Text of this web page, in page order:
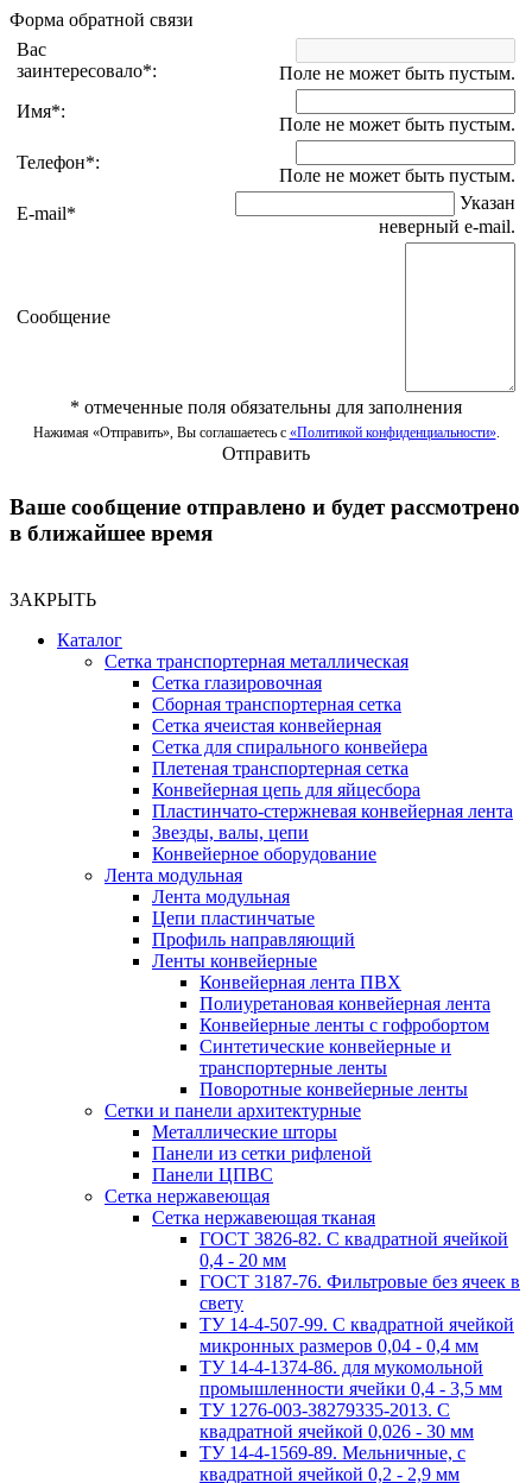
Форма обратной связи
Вас
заинтересовало*:
Поле не может быть пустым.
Имя*:
Поле не может быть пустым.
Телефон*:
Поле не может быть пустым.
E-mail*
Указан
неверный e-mail.
Сообщение
* отмеченные поля обязательны для заполнения
Нажимая «Отправить», Вы соглашаетесь с «Политикой конфиденциальности».
Отправить
Ваше сообщение отправлено и будет рассмотрено
в ближайшее время
ЗАКРЫТЬ
Каталог
Сетка транспортерная металлическая
Сетка глазировочная
Сборная транспортерная сетка
Сетка ячеистая конвейерная
Сетка для спирального конвейера
Плетеная транспортерная сетка
Конвейерная цепь для яйцесбора
Пластинчато-стержневая конвейерная лента
Звезды, валы, цепи
Конвейерное оборудование
Лента модульная
Лента модульная
Цепи пластинчатые
Профиль направляющий
Ленты конвейерные
Конвейерная лента ПВХ
Полиуретановая конвейерная лента
Конвейерные ленты с гофробортом
Синтетические конвейерные и
транспортерные ленты
Поворотные конвейерные ленты
Cетки и панели архитектурные
Металлические шторы
Панели из сетки рифленой
Панели ЦПВС
Сетка нержавеющая
Сетка нержавеющая тканая
ГОСТ 3826-82. C квадратной ячейкой
0,4 - 20 мм
ГОСТ 3187-76. Фильтровые без ячеек в
свету
ТУ 14-4-507-99. C квадратной ячейкой
микронных размеров 0,04 - 0,4 мм
ТУ 14-4-1374-86. для мукомольной
промышленности ячейки 0,4 - 3,5 мм
ТУ 1276-003-38279335-2013. С
квадратной ячейкой 0,026 - 30 мм
ТУ 14-4-1569-89. Мельничные, с
квадратной ячейкой 0,2 - 2,9 мм